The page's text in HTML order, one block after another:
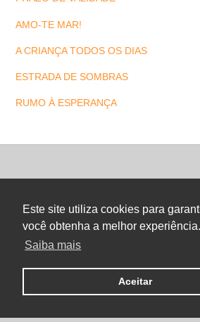
Este site utiliza cookies para
você obtenha a melhor experiência.
Saiba mais
Aceitar
AMO-TE MAR!
A CRIANÇA TODOS OS DIAS
ESTRADA DE SOMBRAS
RUMO À ESPERANÇA
Back
Top